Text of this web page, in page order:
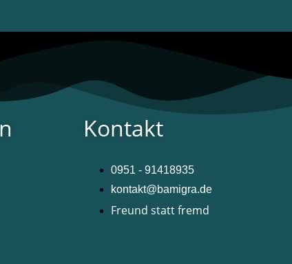
Kontakt
0951 - 91418935
kontakt@bamigra.de
Freund statt fremd